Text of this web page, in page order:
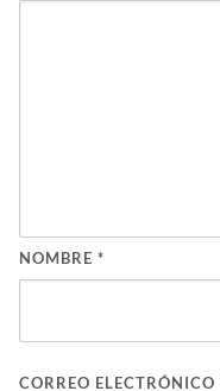
NOMBRE *
CORREO ELECTRÓNICO